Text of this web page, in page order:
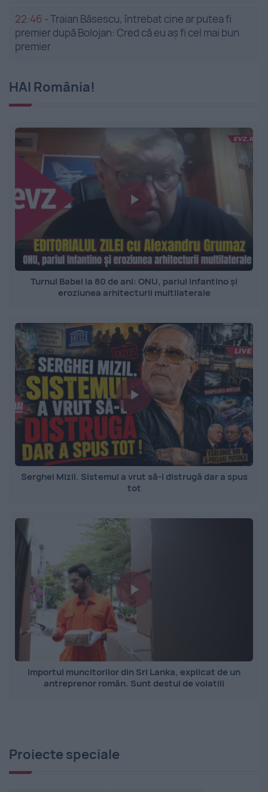
22:46 -Traian Băsescu, întrebat cine ar putea fi
premier după Bolojan: Cred că eu aș fi cel mai bun
premier
HAI România!
Turnul Babel la 80 de ani: ONU, pariul Infantino și
eroziunea arhitecturii multilaterale
Serghei Mizil. Sistemul a vrut să-l distrugă dar a spus
tot
Importul muncitorilor din Sri Lanka, explicat de un
antreprenor român. Sunt destul de volatili
Proiecte speciale